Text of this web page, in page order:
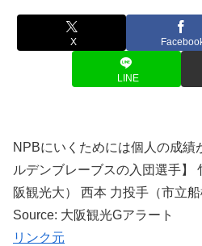
X
LINE
NPBにいくためには個人の成績
ルデンブレーブスの入団選手】
阪観光大） 西本 力投手（市立
Source: 大阪観光Gアラート
リンク元